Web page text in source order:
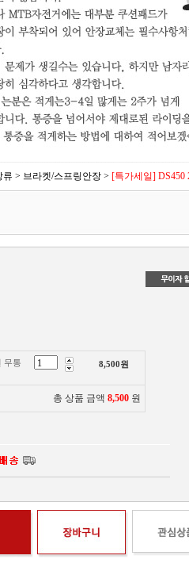
류 > 브라켓/스프링안장 > [특가세일]
무통
8,500원
총 상품 금액 8,500 원